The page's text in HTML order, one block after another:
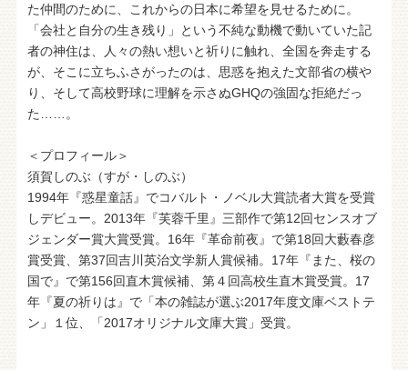
た仲間のために、これからの日本に希望を見せるために。
「会社と自分の生き残り」という不純な動機で動いていた記
者の神住は、人々の熱い想いと祈りに触れ、全国を奔走する
が、そこに立ちふさがったのは、思惑を抱えた文部省の横や
り、そして高校野球に理解を示さぬGHQの強固な拒絶だっ
た……。
＜プロフィール＞
須賀しのぶ（すが・しのぶ）
1994年『惑星童話』でコバルト・ノベル大賞読者大賞を受賞
しデビュー。2013年『芙蓉千里』三部作で第12回センスオブ
ジェンダー賞大賞受賞。16年『革命前夜』で第18回大藪春彦
賞受賞、第37回吉川英治文学新人賞候補。17年『また、桜の
国で』で第156回直木賞候補、第４回高校生直木賞受賞。17
年『夏の祈りは』で「本の雑誌が選ぶ2017年度文庫ベストテ
ン」１位、「2017オリジナル文庫大賞」受賞。